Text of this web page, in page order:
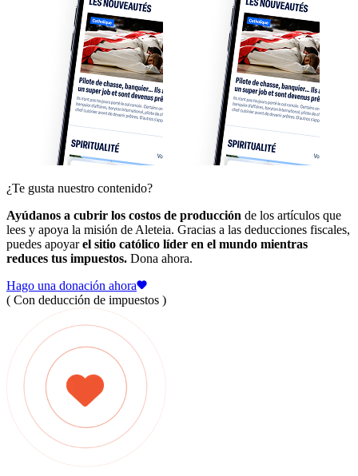
¿Te gusta nuestro contenido?
Ayúdanos a cubrir los costos de producción de los artículos que
lees y apoya la misión de Aleteia. Gracias a las deducciones fiscales,
puedes apoyarel sitio católico líder en el mundo mientras
reduces tus impuestos. Dona ahora.
Hago una donación ahora
( Con deducción de impuestos )